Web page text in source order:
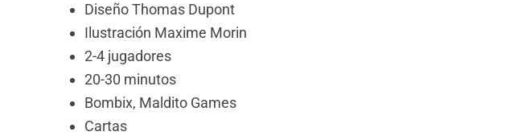
Diseño Thomas Dupont
Ilustración Maxime Morin
2-4 jugadores
20-30 minutos
Bombix, Maldito Games
Cartas